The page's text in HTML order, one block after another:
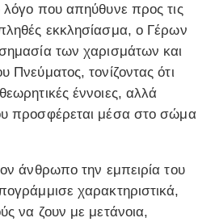
λόγο που απηύθυνε προς τις
εκκλησίασμα, ο Γέρων
των χαρισμάτων και
τονίζοντας ότι
έννοιες, αλλά
προσφέρεται μέσα στο σώμα
άνθρωπο την εμπειρία του
χαρακτηριστικά,
να ζουν με μετάνοια,